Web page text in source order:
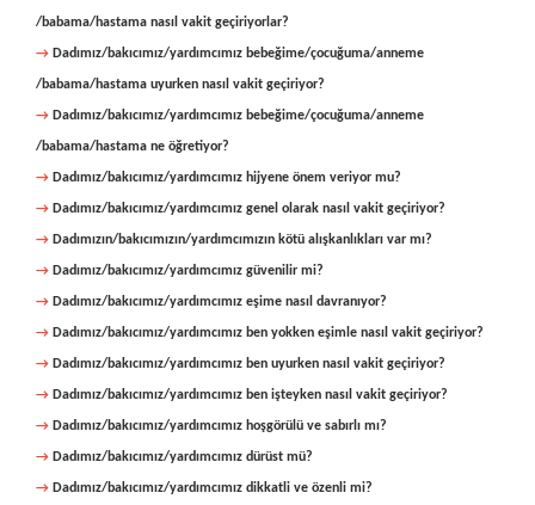
/babama/hastama nasıl vakit geçiriyorlar?
→ Dadımız/bakıcımız/yardımcımız bebeğime/çocuğuma/anneme
/babama/hastama uyurken nasıl vakit geçiriyor?
→ Dadımız/bakıcımız/yardımcımız bebeğime/çocuğuma/anneme
/babama/hastama ne öğretiyor?
→ Dadımız/bakıcımız/yardımcımız hijyene önem veriyor mu?
→ Dadımız/bakıcımız/yardımcımız genel olarak nasıl vakit geçiriyor?
→ Dadımızın/bakıcımızın/yardımcımızın kötü alışkanlıkları var mı?
→ Dadımız/bakıcımız/yardımcımız güvenilir mi?
→ Dadımız/bakıcımız/yardımcımız eşime nasıl davranıyor?
→ Dadımız/bakıcımız/yardımcımız ben yokken eşimle nasıl vakit geçiriyor?
→ Dadımız/bakıcımız/yardımcımız ben uyurken nasıl vakit geçiriyor?
→ Dadımız/bakıcımız/yardımcımız ben işteyken nasıl vakit geçiriyor?
→ Dadımız/bakıcımız/yardımcımız hoşgörülü ve sabırlı mı?
→ Dadımız/bakıcımız/yardımcımız dürüst mü?
→ Dadımız/bakıcımız/yardımcımız dikkatli ve özenli mi?